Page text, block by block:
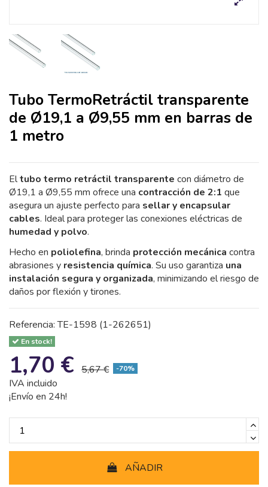
Tubo TermoRetráctil transparente
de Ø19,1 a Ø9,55 mm en barras de
1 metro
Eltubo termo retráctil transparente con diámetro de
Ø19,1 a Ø9,55 mm ofrece una contracción de 2:1 que
asegura un ajuste perfecto para sellar y encapsular
cables. Ideal para proteger las conexiones eléctricas de
humedad y polvo.
Hecho en poliolefina, brinda protección mecánica contra
abrasiones y resistencia química. Su uso garantiza una
instalación segura y organizada, minimizando el riesgo de
daños por flexión y tirones.
Referencia: TE-1598 (1-262651)
En stock!
1,70 € 5,67 € -70%
IVA incluido
¡Envío en 24h!
AÑADIR